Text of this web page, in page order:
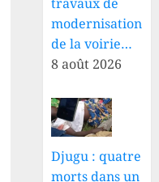
travaux de
modernisation
de la voirie…
8 août 2026
Djugu : quatre
morts dans un